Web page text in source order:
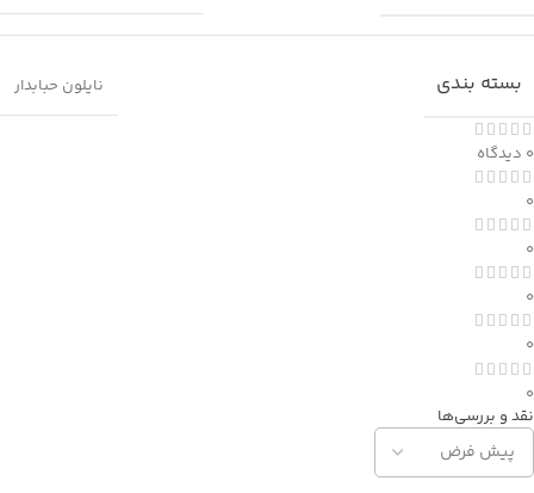
بسته بندی نایلون حبابدار
0 دیدگاه
0
0
0
0
0
نقد و بررسی‌ها